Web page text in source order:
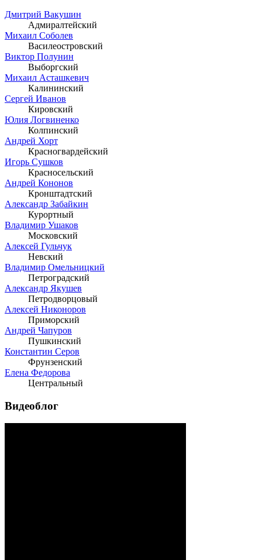
Дмитрий Вакушин
Адмиралтейский
Михаил Соболев
Василеостровский
Виктор Полунин
Выборгский
Михаил Асташкевич
Калининский
Сергей Иванов
Кировский
Юлия Логвиненко
Колпинский
Андрей Хорт
Красногвардейский
Игорь Сушков
Красносельский
Андрей Кононов
Кронштадтский
Александр Забайкин
Курортный
Владимир Ушаков
Московский
Алексей Гульчук
Невский
Владимир Омельницкий
Петроградский
Александр Якушев
Петродворцовый
Алексей Никоноров
Приморский
Андрей Чапуров
Пушкинский
Константин Серов
Фрунзенский
Елена Федорова
Центральный
Видеоблог